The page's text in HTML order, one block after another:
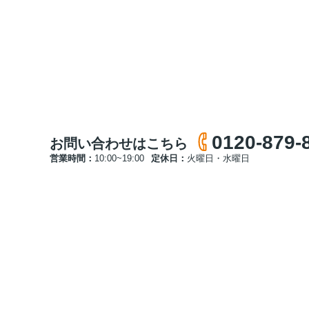
お問い合わせはこちら 0120-879-
営業時間： 10:00~19:00 定休日： 火曜日・水曜日